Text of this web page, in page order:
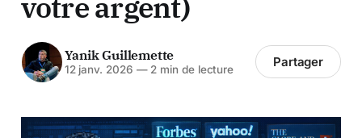
votre argent)
Yanik Guillemette
12 janv. 2026 —2 min de lecture Partager